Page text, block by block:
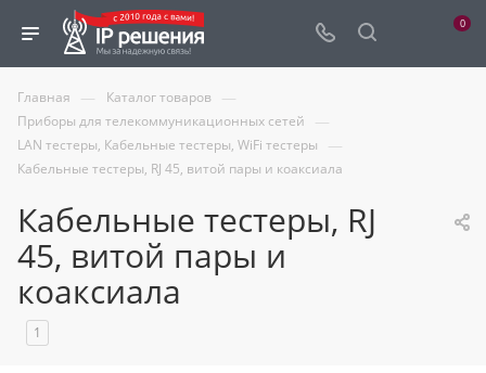
0
Главная — Каталог товаров —
Приборы для телекоммуникационных сетей —
LAN тестеры, Кабельные тестеры, WiFi тестеры —
Кабельные тестеры, RJ 45, витой пары и коаксиала
Кабельные тестеры, RJ
45, витой пары и
коаксиала
1